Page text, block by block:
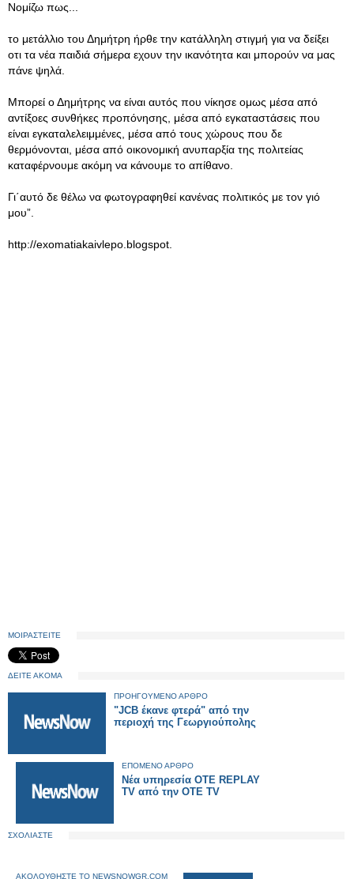
Νομίζω πως...
το μετάλλιο του Δημήτρη ήρθε την κατάλληλη στιγμή για να δείξει
οτι τα νέα παιδιά σήμερα εχουν την ικανότητα και μπορούν να μας
πάνε ψηλά.
Μπορεί ο Δημήτρης να είναι αυτός που νίκησε ομως μέσα από
αντίξοες συνθήκες προπόνησης, μέσα από εγκαταστάσεις που
είναι εγκαταλελειμμένες, μέσα από τους χώρους που δε
θερμόνονται, μέσα από οικονομική ανυπαρξία της πολιτείας
καταφέρνουμε ακόμη να κάνουμε το απίθανο.
Γι΄αυτό δε θέλω να φωτογραφηθεί κανένας πολιτικός με τον γιό
μου”.
http://exomatiakaivlepo.blogspot.
ΜΟΙΡΑΣΤΕΙΤΕ
ΔΕΙΤΕ ΑΚΟΜΑ
ΠΡΟΗΓΟΥΜΕΝΟ ΑΡΘΡΟ
"JCB έκανε φτερά" από την
περιοχή της Γεωργιούπολης
ΕΠΟΜΕΝΟ ΑΡΘΡΟ
Νέα υπηρεσία OTE REPLAY
TV από την OTE TV
ΣΧΟΛΙΑΣΤΕ
ΑΚΟΛΟΥΘΗΣΤΕ ΤΟ NEWSNOWGR.COM